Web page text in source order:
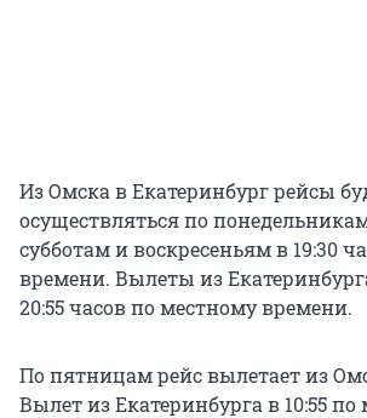
Из Омска в Екатеринбург рейсы
осуществляться по
субботам и воскресеньям в 19:30
времени. Вылеты из
20:55 часов по местному времени.
По пятницам рейс вылетает из
Вылет из Екатеринбурга в 10:55